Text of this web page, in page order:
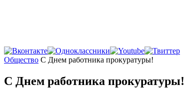
Главная
Общество С Днем работника прокуратуры!
С Днем работника прокуратуры!